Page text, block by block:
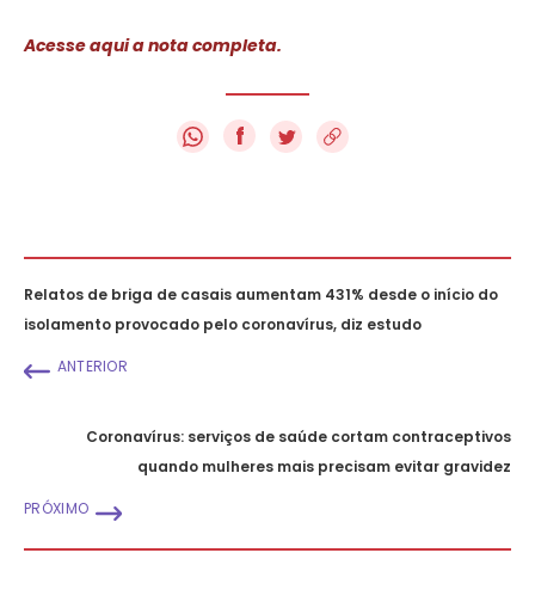
Acesse aqui a nota completa.
f
Relatos de briga de casais aumentam 431% desde o início do
isolamento provocado pelo coronavírus, diz estudo
ANTERIOR
Coronavírus: serviços de saúde cortam contraceptivos
quando mulheres mais precisam evitar gravidez
PRÓXIMO